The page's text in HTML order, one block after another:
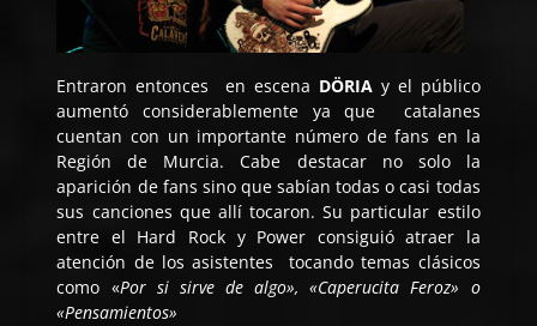
Entraron entonces en escena DÖRIAy el público
aumentó considerablemente ya que catalanes
cuentan con un importante número de fans en la
Región de Murcia. Cabe destacar no solo la
aparición de fans sino que sabían todas o casi todas
sus canciones que allí tocaron. Su particular estilo
entre el Hard Rock y Power consiguió atraer la
atención de los asistentes tocando temas clásicos
como «Por si sirve de algo», «Caperucita Feroz» o
«Pensamientos»